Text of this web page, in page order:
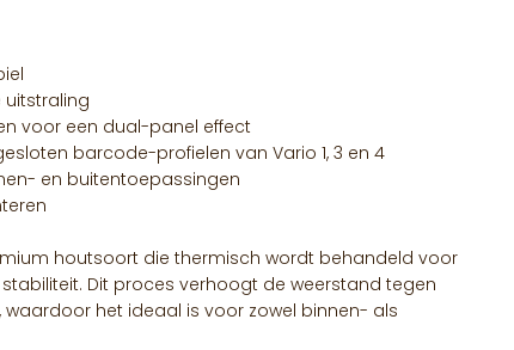
uitstraling
voor een dual-panel effect
barcode-profielen van Vario 1, 3 en 4
en buitentoepassingen
houtsoort die thermisch wordt behandeld voor
Dit proces verhoogt de weerstand tegen
het ideaal is voor zowel binnen- als